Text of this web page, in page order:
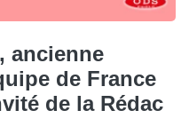
ancienne
de France
de la Rédac